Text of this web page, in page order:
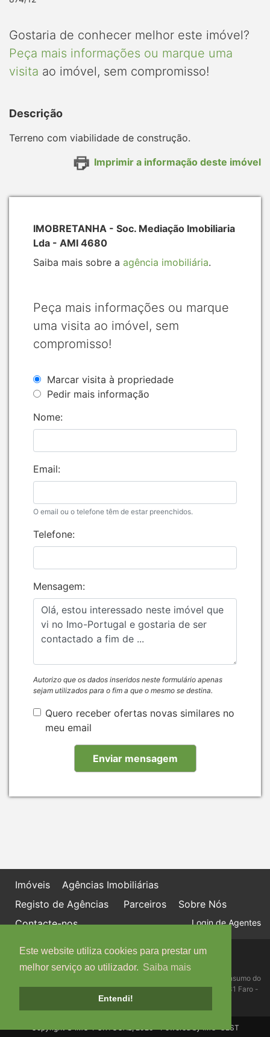
Este website utiliza cookies para prestar um
melhor serviço ao utilizador. Saiba mais
Entendi!
Gostaria de conhecer melhor este imóvel?
Peça mais informações ou marque uma
visita ao imóvel, sem compromisso!
Descrição
Terreno com viabilidade de construção.
Imprimir a informação deste imóvel
IMOBRETANHA - Soc. Mediação Imobiliaria
Lda - AMI 4680
Saiba mais sobre a agência imobiliária.
Peça mais informações ou marque
uma visita ao imóvel, sem
compromisso!
Marcar visita à propriedade
Pedir mais informação
Nome:
Email:
O email ou o telefone têm de estar preenchidos.
Telefone:
Mensagem:
Autorizo que os dados inseridos neste formulário apenas
sejam utilizados para o fim a que o mesmo se destina.
Quero receber ofertas novas similares no
meu email
Imóveis
Agências Imobiliárias
Registo de Agências
Parceiros
Sobre Nós
Contacte-nos
Login de Agentes
Política de proteção de dados
Livro de Reclamações online
Centro de Informação, Mediação e Arbitragem de Conflitos de Consumo do
Algarve - Edifício Ninho de Empresas, Estrada da Penha, 8005-131 Faro -
Telefone: 289 823 135 cimaal@mail.telepac.pt
IMO-GEST